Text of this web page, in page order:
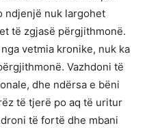
ndjenjë nuk largohet
të zgjasë përgjithmonë.
vetmia kronike, nuk ka
Vazhdoni të
dhe ndërsa e bëni
të tjerë po aq të uritur
të fortë dhe mbani